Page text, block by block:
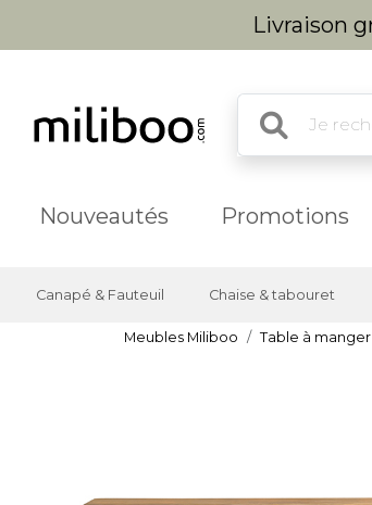
Livraison
Nouveautés Promotions
Canapé & Fauteuil Chaise & tabouret
Meubles Miliboo Table à manger